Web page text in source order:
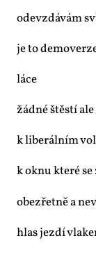
ode­vzdá­vám
je to
lá­ce
žád­né štěs­tí
k li­be­rál­ním
k ok­nu kte­ré
obe­zřet­ně a
hlas jez­dí